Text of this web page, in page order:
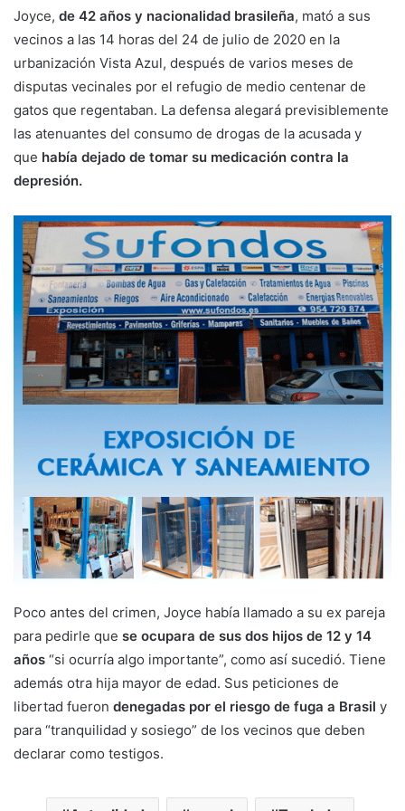
Joyce, de 42 años y nacionalidad brasileña, mató a sus
vecinos a las 14 horas del 24 de julio de 2020 en la
urbanización Vista Azul, después de varios meses de
disputas vecinales por el refugio de medio centenar de
gatos que regentaban. La defensa alegará previsiblemente
las atenuantes del consumo de drogas de la acusada y
que había dejado de tomar su medicación contra la
depresión.
Poco antes del crimen, Joyce había llamado a su ex pareja
para pedirle que se ocupara de sus dos hijos de 12 y 14
años “si ocurría algo importante”, como así sucedió. Tiene
además otra hija mayor de edad. Sus peticiones de
libertad fueron denegadas por el riesgo de fuga a Brasil y
para “tranquilidad y sosiego” de los vecinos que deben
declarar como testigos.